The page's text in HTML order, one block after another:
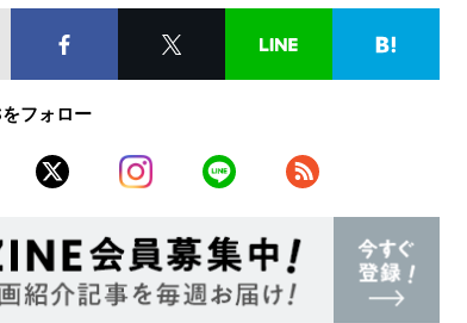
フォロー